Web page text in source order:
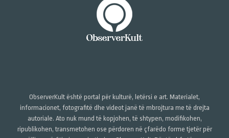
ObserverKult është portal për kulturë, letërsi e art. Materialet,
informacionet, fotografitë dhe videot janë të mbrojtura me të drejta
autoriale. Ato nuk mund të kopjohen, të shtypen, modifikohen,
ripublikohen, transmetohen ose përdoren në çfarëdo forme tjetër për